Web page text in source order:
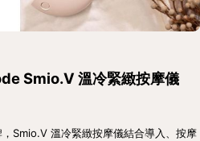
Smio.V 溫冷緊緻按摩儀
Smio.V 溫冷緊緻按摩儀結合導入、按摩